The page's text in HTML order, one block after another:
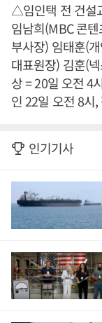
△임인택 전 건설
임남희(MBC 콘
부사장) 임태훈(
대표원장) 김훈(
상 = 20일 오전 4
인 22일 오전 8시
인기기사